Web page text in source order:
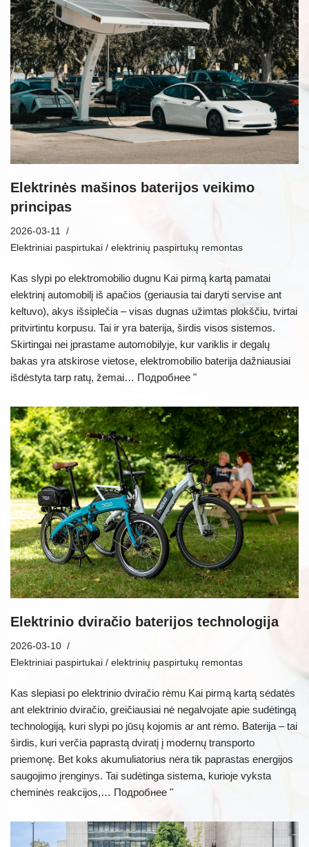
Elektrinės mašinos baterijos veikimo
principas
2026-03-11
Elektriniai paspirtukai / elektrinių paspirtukų remontas
Kas slypi po elektromobilio dugnu Kai pirmą kartą pamatai
elektrinį automobilį iš apačios (geriausia tai daryti servise ant
keltuvo), akys išsiplečia – visas dugnas užimtas plokščiu, tvirtai
pritvirtintu korpusu. Tai ir yra baterija, širdis visos sistemos.
Skirtingai nei įprastame automobilyje, kur variklis ir degalų
bakas yra atskirose vietose, elektromobilio baterija dažniausiai
išdėstyta tarp ratų, žemai… Подробнее "
Elektrinio dviračio baterijos technologija
2026-03-10
Elektriniai paspirtukai / elektrinių paspirtukų remontas
Kas slepiasi po elektrinio dviračio rėmu Kai pirmą kartą sėdatės
ant elektrinio dviračio, greičiausiai nė negalvojate apie sudėtingą
technologiją, kuri slypi po jūsų kojomis ar ant rėmo. Baterija – tai
širdis, kuri verčia paprastą dviratį į modernų transporto
priemonę. Bet koks akumuliatorius nėra tik paprastas energijos
saugojimo įrenginys. Tai sudėtinga sistema, kurioje vyksta
cheminės reakcijos,… Подробнее "